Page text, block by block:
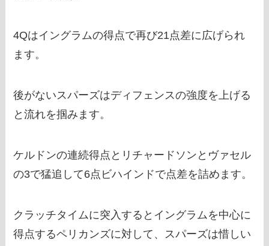
4Qはイングラムの得点で再び21点差に広げられ
ます。
後がないスパーズはディフェンスの強度を上げる
と流れを掴みます。
ケルドンの連続得点とリチャードソンとヴァセル
の3で猛追して6点ビハインドで点差を詰めます。
クラッチタイムに突入するとイングラムを中心に
得点するペリカンズに対して、スパーズは惜しい